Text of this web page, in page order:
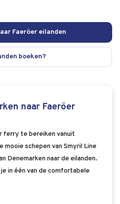
Faeröer eilanden
boeken?
naar Faeröer
ferry te bereiken vanuit
mooie schepen van Smyril Line
Denemarken naar de eilanden.
in één van de comfortabele